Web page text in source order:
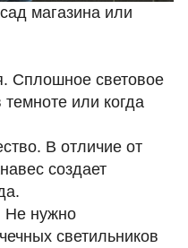
магазина или
Сплошное световое
или когда
В отличие от
создает
Не нужно
светильников